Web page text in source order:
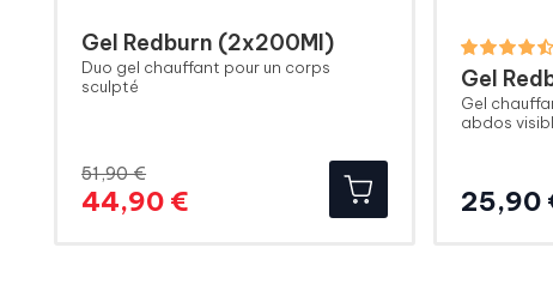
Gel Redburn (2x200Ml)
Duo gel chauffant pour un corps
sculpté
51,90 €
44,90 €Prix
de
Prix
Gel
Gel
abdos
25,90